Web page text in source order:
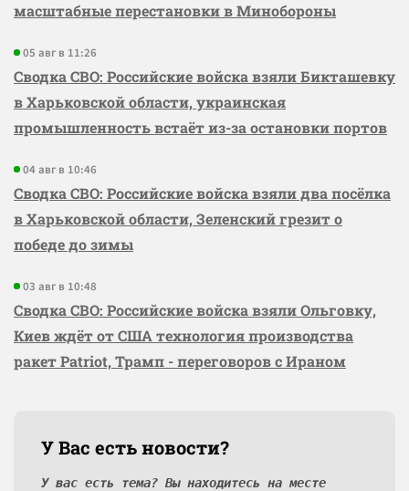
масштабные перестановки в Минобороны
05 авг в 11:26
Сводка СВО: Российские войска взяли Бикташевку
в Харьковской области, украинская
промышленность встаёт из-за остановки портов
04 авг в 10:46
Сводка СВО: Российские войска взяли два посёлка
в Харьковской области, Зеленский грезит о
победе до зимы
03 авг в 10:48
Сводка СВО: Российские войска взяли Ольговку,
Киев ждёт от США технология производства
ракет Patriot, Трамп - переговоров с Ираном
У Вас есть новости?
У вас есть тема? Вы находитесь на месте